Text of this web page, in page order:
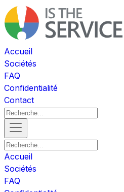
Accueil
Sociétés
FAQ
Confidentialité
Contact
Accueil
Sociétés
FAQ